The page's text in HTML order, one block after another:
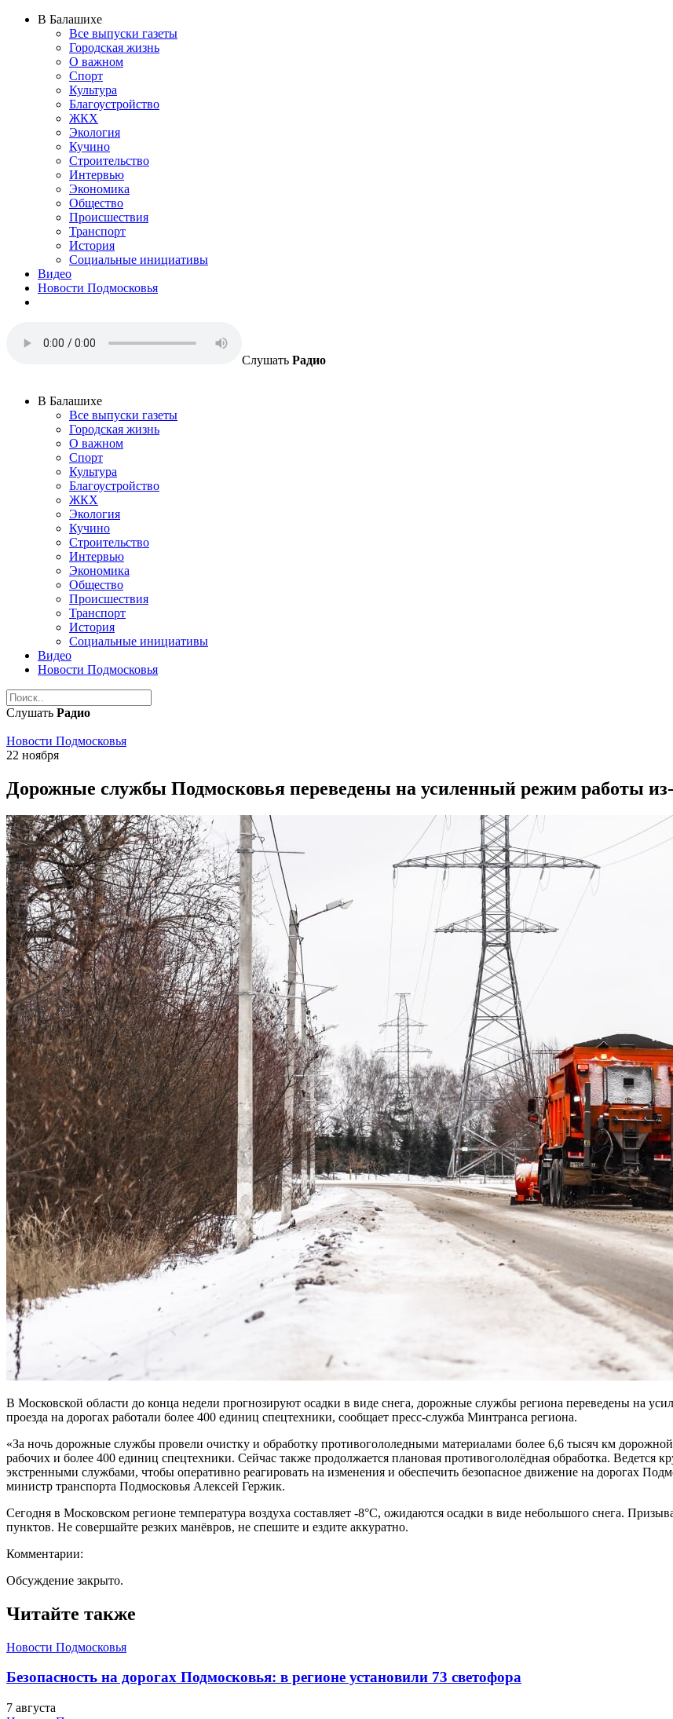
В Балашихе
Все выпуски газеты
Городская жизнь
О важном
Спорт
Культура
Благоустройство
ЖКХ
Экология
Кучино
Строительство
Интервью
Экономика
Общество
Происшествия
Транспорт
История
Социальные инициативы
Видео
Новости Подмосковья
Слушать Радио
В Балашихе
Все выпуски газеты
Городская жизнь
О важном
Спорт
Культура
Благоустройство
ЖКХ
Экология
Кучино
Строительство
Интервью
Экономика
Общество
Происшествия
Транспорт
История
Социальные инициативы
Видео
Новости Подмосковья
Слушать Радио
Новости Подмосковья
22 ноября
Дорожные службы Подмосковья переведены на усиленный режим работы из-
В Московской области до конца недели прогнозируют осадки в виде снега, дорожные службы региона переведены на
проезда на дорогах работали более 400 единиц спецтехники, сообщает пресс-служба Минтранса региона.
«За ночь дорожные службы провели очистку и обработку противогололедными материалами более 6,6 тысяч км
рабочих и более 400 единиц спецтехники. Сейчас также продолжается плановая противогололёдная обработка. Ведется
экстренными службами, чтобы оперативно реагировать на изменения и обеспечить безопасное движение на дорогах
министр транспорта Подмосковья Алексей Гержик.
Сегодня в Московском регионе температура воздуха составляет -8°С, ожидаются осадки в виде небольшого снега.
пунктов. Не совершайте резких манёвров, не спешите и ездите аккуратно.
Комментарии:
Обсуждение закрыто.
Читайте также
Новости Подмосковья
Безопасность на дорогах Подмосковья: в регионе установили 73 светофора
7 августа